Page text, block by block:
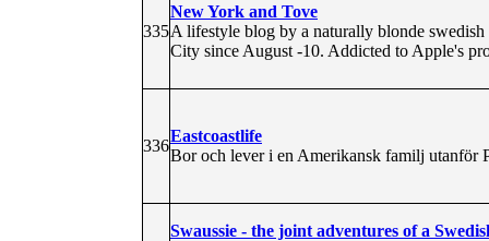
335
New York and Tove
A lifestyle blog by a naturally blonde
City since August -10. Addicted to Apple's
336
Eastcoastlife
Bor och lever i en Amerikansk familj utanför
Swaussie - the joint adventures of a